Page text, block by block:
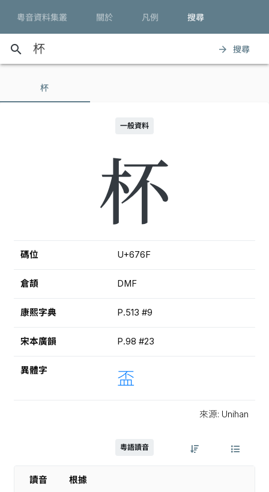
粵音資料集叢 關於 凡例 搜尋
search arrow_forward 搜尋
杯
一般資料
杯
碼位 U+676F
倉頡 DMF
康熙字典 P.513 #9
宋本廣韻 P.98 #23
異體字 盃
來源: Unihan
粵語讀音
讀音 根據